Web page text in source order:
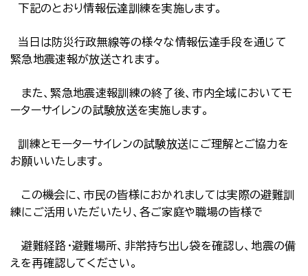
下記のとおり情報伝達訓練を実施します。
当日は防災行政無線等の様々な情報伝達手段を通じて
緊急地震速報が放送されます。
また、緊急地震速報訓練の終了後、市内全域においてモ
ーターサイレンの試験放送を実施します。
訓練とモーターサイレンの試験放送にご理解とご協力を
お願いいたします。
この機会に、市民の皆様におかれましては実際の避難訓
練にご活用いただいたり、各ご家庭や職場の皆様で
避難経路・避難場所、非常持ち出し袋を確認し、地震の備
えを再確認してください。